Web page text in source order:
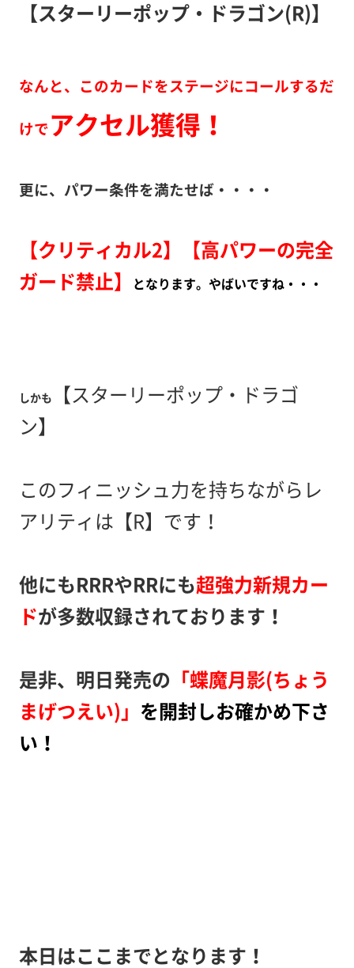
【スターリーポップ・ドラゴン(R)】
なんと、このカードをステージにコールするだ
けでアクセル獲得！
更に、パワー条件を満たせば・・・・
【クリティカル2】【高パワーの完全
ガード禁止】
となります。やばいですね・・・
しかも
【スターリーポップ・ドラゴ
ン】
このフィニッシュ力を持ちながらレ
アリティは【R】です！
他にもRRRやRRにも超強力新規カー
ドが多数収録されております！
是非、明日発売の 「蝶魔月影(ちょう
まげつえい)」 を開封しお確かめ下さ
い！
本日はここまでとなります！